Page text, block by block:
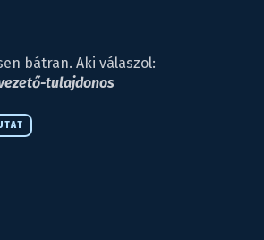
bátran. Aki válaszol:
tulajdonos
027